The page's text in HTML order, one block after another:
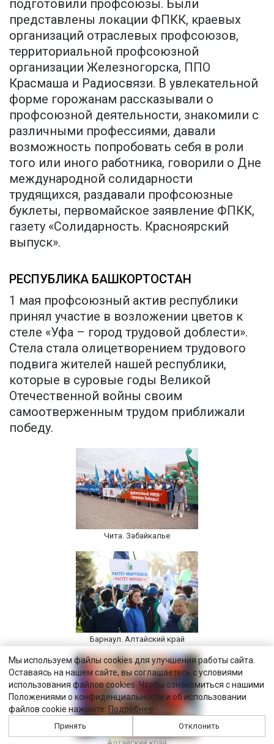
подготовили профсоюзы. Были
представлены локации ФПКК, краевых
организаций отраслевых профсоюзов,
территориальной профсоюзной
организации Железногорска, ППО
Красмаша и Радиосвязи. В увлекательной
форме горожанам рассказывали о
профсоюзной деятельности, знакомили с
различными профессиями, давали
возможность попробовать себя в роли
того или иного работника, говорили о Дне
международной солидарности
трудящихся, раздавали профсоюзные
буклеты, первомайское заявление ФПКК,
газету «Солидарность. Красноярский
выпуск».
РЕСПУБЛИКА БАШКОРТОСТАН
1 мая профсоюзный актив республики
принял участие в возложении цветов к
стеле «Уфа – город трудовой доблести».
Стела стала олицетворением трудового
подвига жителей нашей республики,
которые в суровые годы Великой
Отечественной войны своим
самоотверженным трудом приближали
победу.
Чита. Забайкалье
Барнаул. Алтайский край
Мы используем файлы cookies для улучшения работы сайта.
Оставаясь на нашем сайте, вы соглашаетесь с условиями
использования файлов cookies. Чтобы ознакомиться с нашими
Положениями о конфиденциальности и об использовании
файлов cookie нажмите: Подробнее
Принять Отклонить